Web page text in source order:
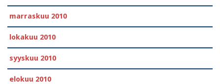
marraskuu 2010
lokakuu 2010
syyskuu 2010
elokuu 2010